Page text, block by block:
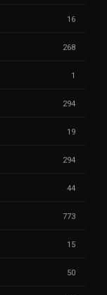
16
268
1
294
19
294
44
773
15
50